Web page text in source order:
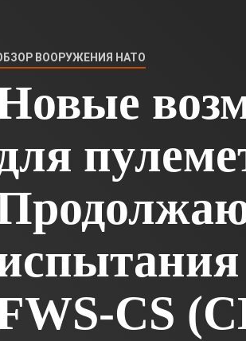
ВООРУЖЕНИЯ НАТО
CS